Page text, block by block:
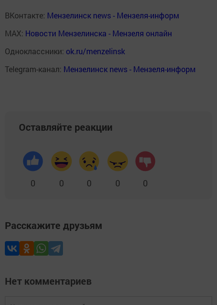
ВКонтакте: Мензелинск news - Мензеля-информ
MAX: Новости Мензелинска - Мензеля онлайн
Одноклассники: ok.ru/menzelinsk
Telegram-канал: Мензелинск news - Мензеля-информ
Оставляйте реакции
0 0 0 0 0
Расскажите друзьям
Нет комментариев